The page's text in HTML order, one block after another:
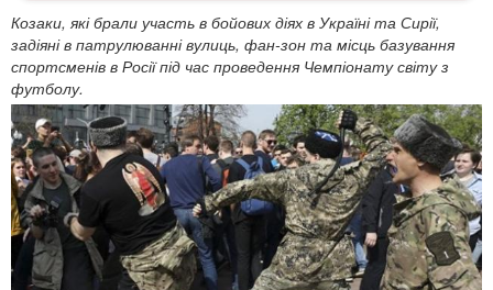
Козаки, які брали участь в бойових діях в Україні та Сирії,
задіяні в патрулюванні вулиць, фан-зон та місць базування
спортсменів в Росії під час проведення Чемпіонату світу з
футболу.